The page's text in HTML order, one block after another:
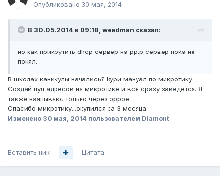
Опубликовано 30 мая, 2014
В 30.05.2014 в 09:18, weedman сказал:
но как прикрутить dhcp сервер на pptp сервер пока не
понял.
В школах каникулы начались? Кури мануал по микротику.
Создай пул адресов на микротике и всё сразу заведётся. Я
также наяпываю, только через рррое.
Спасибо микротику...окупился за 3 месяца.
Изменено 30 мая, 2014 пользователем Diamont
Вставить ник Цитата